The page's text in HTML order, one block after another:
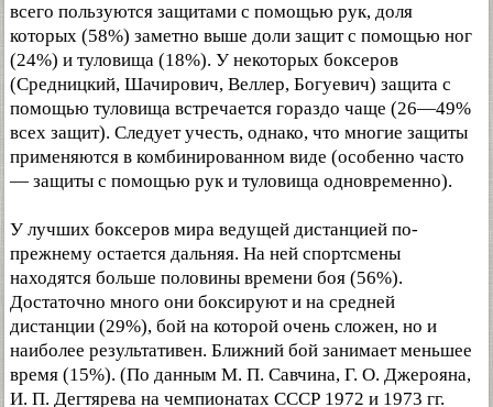
всего пользуются защитами с помощью рук, доля
которых (58%) заметно выше доли защит с помощью ног
(24%) и туловища (18%). У некоторых боксеров
(Средницкий, Шачирович, Веллер, Богуевич) защита с
помощью туловища встречается гораздо чаще (26—49%
всех защит). Следует учесть, однако, что многие защиты
применяются в комбинированном виде (особенно часто
— защиты с помощью рук и туловища одновременно).
У лучших боксеров мира ведущей дистанцией по-
прежнему остается дальняя. На ней спортсмены
находятся больше половины времени боя (56%).
Достаточно много они боксируют и на средней
дистанции (29%), бой на которой очень сложен, но и
наиболее результативен. Ближний бой занимает меньшее
время (15%). (По данным М. П. Савчина, Г. О. Джерояна,
И. П. Дегтярева на чемпионатах СССР 1972 и 1973 гг.